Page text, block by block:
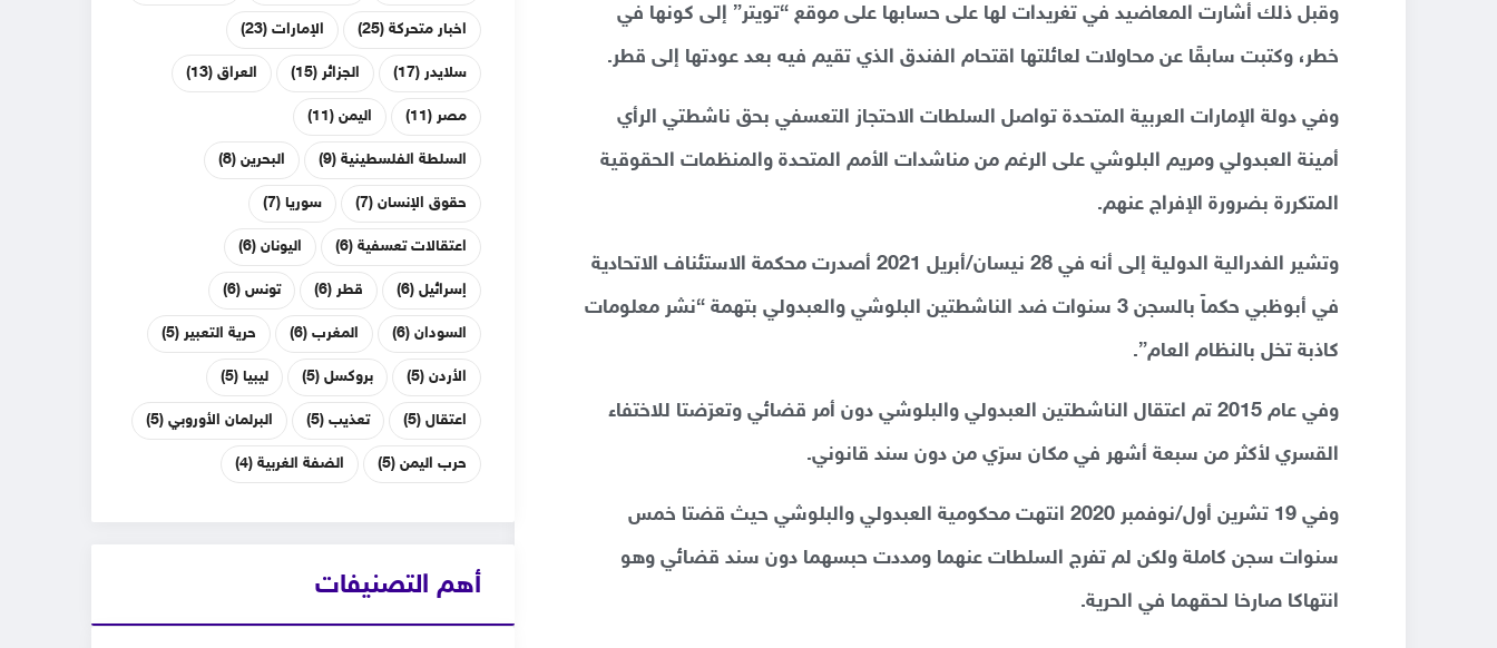
وقبل ذلك أشارت المعاضيد في تغريدات لها على حسابها على موقع “تويتر” إلى كونها في
خطر، وكتبت سابقًا عن محاولات لعائلتها اقتحام الفندق الذي تقيم فيه بعد عودتها إلى قطر.
وفي دولة الإمارات العربية المتحدة تواصل السلطات الاحتجاز التعسفي بحق ناشطتي الرأي
أمينة العبدولي ومريم البلوشي على الرغم من مناشدات الأمم المتحدة والمنظمات الحقوقية
المتكررة بضرورة الإفراج عنهم.
وتشير الفدرالية الدولية إلى أنه في 28 نيسان/أبريل 2021 أصدرت محكمة الاستئناف الاتحادية
في أبوظبي حكماً بالسجن 3 سنوات ضد الناشطتين البلوشي والعبدولي بتهمة “نشر معلومات
كاذبة تخل بالنظام العام”.
وفي عام 2015 تم اعتقال الناشطتين العبدولي والبلوشي دون أمر قضائي وتعرّضتا للاختفاء
القسري لأكثر من سبعة أشهر في مكان سرّي من دون سند قانوني.
وفي 19 تشرين أول/نوفمبر 2020 انتهت محكومية العبدولي والبلوشي حيث قضتا خمس
سنوات سجن كاملة ولكن لم تفرج السلطات عنهما ومددت حبسهما دون سند قضائي وهو
انتهاكا صارخا لحقهما في الحرية.
اخبار متحركة(25) الإمارات(23)
سلايدر (17) الجزائر (15) العراق(13)
مصر (11) اليمن(11)
السلطة الفلسطينية(9) البحرين(8)
حقوق الإنسان(7) سوريا(7)
اعتقالات تعسفية(6) اليونان(6)
إسرائيل(6) قطر (6) تونس(6)
السودان(6) المغرب(6) حرية التعبير (5)
الأردن(5) بروكسل(5) ليبيا(5)
اعتقال(5) تعذيب(5) البرلمان الأوروبي(5)
حرب اليمن(5) الضفة الغربية(4)
أهم التصنيفات